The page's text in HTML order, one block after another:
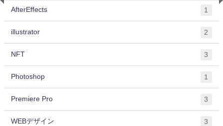
AfterEffects 1
illustrator 2
NFT 3
Photoshop 1
Premiere Pro 3
WEBデザイン 3